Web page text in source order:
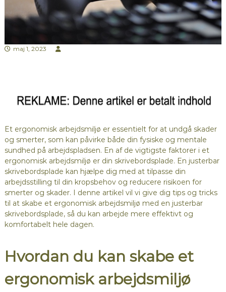
maj 1, 2023
Et ergonomisk arbejdsmiljø er essentielt for at undgå skader
og smerter, som kan påvirke både din fysiske og mentale
sundhed på arbejdspladsen. En af de vigtigste faktorer i et
ergonomisk arbejdsmiljø er din skrivebordsplade. En justerbar
skrivebordsplade kan hjælpe dig med at tilpasse din
arbejdsstilling til din kropsbehov og reducere risikoen for
smerter og skader. I denne artikel vil vi give dig tips og tricks
til at skabe et ergonomisk arbejdsmiljø med en justerbar
skrivebordsplade, så du kan arbejde mere effektivt og
komfortabelt hele dagen.
Hvordan du kan skabe et
ergonomisk arbejdsmiljø